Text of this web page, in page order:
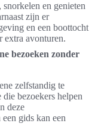
en genieten
zijn er
en een boottocht
extra avonturen.
bezoeken zonder
zelfstandig te
bezoekers helpen
deze
gids kan een